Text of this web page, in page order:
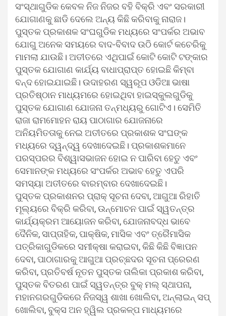
ସଂସ୍ଥାଗୁଡିକ କେବଳ ନିଜ ନିଜର ବହି ବିକ୍ରି ଏବଂ ସରକାରୀ
ଯୋଗାଣକୁ ଛାଡି ଦେଲେ ଅନ୍ୟ କିଛି କରିବାକୁ ନାରାଜ।
ପୁସ୍ତକ ପ୍ରକାଶକ ସଂଘଗୁଡିକ ମଧ୍ୟରେ ସଂପର୍କର ଅଭାବ
ଯୋଗୁ ଅନେକ ସମୟରେ ବାଦ-ବିବାଦ ଉଠି କୋର୍ଟ କଚେରିକୁ
ମାମଲା ଯାଉଛି। ଅତୀତରେ ଏଥିପାଇଁ କୋଟି କୋଟି ଟଙ୍କାର
ପୁସ୍ତକ ଯୋଗାଣ କାର୍ଯ୍ୟ ବାଧାପ୍ରାପ୍ତ ହୋଇଛି କିମ୍ବା
ବନ୍ଦ ହୋଇଯାଇଛି। ଉଦାହରଣ ସ୍ୱରୂପ ଓଡିଆ ଭାଷା
ପ୍ରତିଷ୍ଠାନ ମାଧ୍ୟମରେ ହୋଇଥିବା ହାଇସ୍କୁଲଗୁଡିକୁ
ପୁସ୍ତକ ଯୋଗାଣ ଯୋଜନା ତନ୍ମଧ୍ୟରୁ ଗୋଟିଏ। ସେମିତି
ରାଜା ରାମମୋହନ ରାୟ ପାଠାଗାର ଯୋଜନାରେ
ଅନିୟମିତତାକୁ ନେଇ ଅତୀତରେ ପ୍ରକାଶକ ସଂଘଙ୍କ
ମଧ୍ୟରେ ଦ୍ୱନ୍ଦ୍ୱ ଦେଖାଦେଇଛି। ପ୍ରକାଶକମାନେ
ପରସ୍ପରର ବିଶ୍ୱାସଭାଜନ ହୋଇ ନ ପାରିବା ହେତୁ ଏବଂ
ସେମାନଙ୍କ ମଧ୍ୟରେ ସଂପର୍କର ଅଭାବ ହେତୁ ଏପରି
ସମସ୍ୟା ଅତୀତରେ ବାରମ୍ବାର ଦେଖାଦେଇଛି।
ପୁସ୍ତକ ପ୍ରକାଶନର ପ୍ରାକ୍ ସୂଚନା ଦେବା, ଆଗୁଆ ରିହାତି
ମୂଲ୍ୟରେ ବିକ୍ରି କରିବା, ଉନ୍ମୋଚନ ପାଇଁ ସ୍ୱତନ୍ତ୍ର
କାର୍ଯ୍ୟକ୍ରମ ଆୟୋଜନ କରିବା, ଯୋଜନାବଦ୍ଧ ଭାବେ
ଦୈନିକ, ସାପ୍ତାହିକ, ପାକ୍ଷିକ, ମାସିକ ଏବଂ ତ୍ରୈମାସିକ
ପତ୍ରିକାଗୁଡିକରେ ସମୀକ୍ଷା କରାଇବା, କିଛି କିଛି ବିଜ୍ଞାପନ
ଦେବା, ପାଠାଗାରକୁ ଆଗୁଆ ପ୍ରଚ୍ଛଦର ସୂଚନା ପ୍ରେରଣ
କରିବା, ପ୍ରତିବର୍ଷ ନୂତନ ପୁସ୍ତକ ତାଲିକା ପ୍ରକାଶ କରିବା,
ପୁସ୍ତକ ବିତରଣ ପାଇଁ ସ୍ୱତନ୍ତ୍ର ବୁକ୍ ମଲ୍ ସ୍ଥାପନା,
ମହାନଗରଗୁଡିକରେ ନିଜସ୍ୱ ଶାଖା ଖୋଲିବା, ଅନ୍‌ଲାଇନ୍ ସପ୍
ଖୋଲିବା, ବୁକ୍ସ ଅନ ହ୍ୱିଲ ପ୍ରକଳ୍ପ ମାଧ୍ୟମରେ